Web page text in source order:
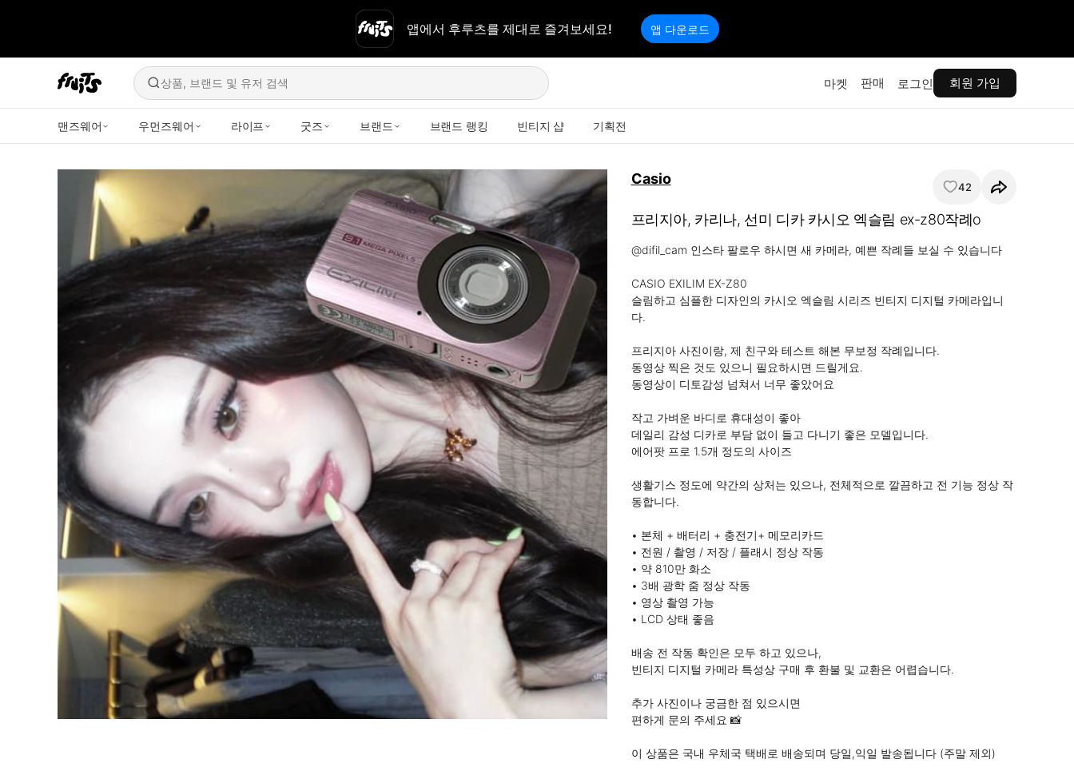
앱에서 후루츠를 제대로 즐겨보세요! 앱 다운로드
상품, 브랜드 및 유저 검색 마켓 판매 로그인 회원 가입
맨즈웨어 우먼즈웨어 라이프 굿즈 브랜드 브랜드 랭킹 빈티지 샵 기획전
Casio 42
프리지아, 카리나, 선미 디카 카시오 엑슬림 ex-z80작례o
@difil_cam 인스타 팔로우 하시면 새 카메라, 예쁜 작례들 보실 수 있습니다
CASIO EXILIM EX-Z80
슬림하고 심플한 디자인의 카시오 엑슬림 시리즈 빈티지 디지털 카메라입니
다.
프리지아 사진이랑, 제 친구와 테스트 해본 무보정 작례입니다.
동영상 찍은 것도 있으니 필요하시면 드릴게요.
동영상이 디토감성 넘쳐서 너무 좋았어요
작고 가벼운 바디로 휴대성이 좋아
데일리 감성 디카로 부담 없이 들고 다니기 좋은 모델입니다.
에어팟 프로 1.5개 정도의 사이즈
생활기스 정도에 약간의 상처는 있으나, 전체적으로 깔끔하고 전 기능 정상 작
동합니다.
• 본체 + 배터리 + 충전기+ 메모리카드
• 전원 / 촬영 / 저장 / 플래시 정상 작동
• 약 810만 화소
• 3배 광학 줌 정상 작동
• 영상 촬영 가능
• LCD 상태 좋음
배송 전 작동 확인은 모두 하고 있으나,
빈티지 디지털 카메라 특성상 구매 후 환불 및 교환은 어렵습니다.
추가 사진이나 궁금한 점 있으시면
편하게 문의 주세요 📸
이 상품은 국내 우체국 택배로 배송되며 당일,익일 발송됩니다 (주말 제외)